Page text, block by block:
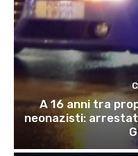
A 16 anni tra
neonazisti: